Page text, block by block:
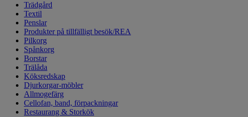
Trädgård
Textil
Penslar
Produkter på tillfälligt besök/REA
Pilkorg
Spånkorg
Borstar
Trälåda
Köksredskap
Djurkorgar-möbler
Allmogefärg
Cellofan, band, förpackningar
Restaurang & Storkök